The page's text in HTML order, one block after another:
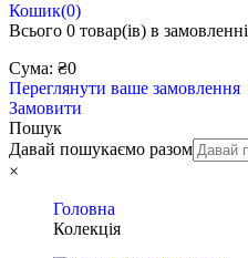
Кошик(0)
Всього 0 товар(ів) в замовленні
Сума: ₴0
Переглянути ваше замовлення
Замовити
Пошук
Давай пошукаємо разом
×
Головна
Колекція